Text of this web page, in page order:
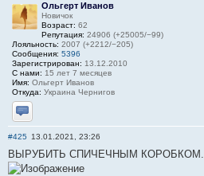
Ольгерт Иванов
Новичок
Возраст: 62
Репутация: 24906 (+25005/−99)
Лояльность: 2007 (+2212/−205)
Сообщения: 5396
Зарегистрирован: 13.12.2010
С нами: 15 лет 7 месяцев
Имя: Ольгерт Иванов
Откуда: Украина Чернигов
Отправить личное сообщение
#425 13.01.2021, 23:26
ВЫРУБИТЬ СПИЧЕЧНЫМ КОРОБКОМ.